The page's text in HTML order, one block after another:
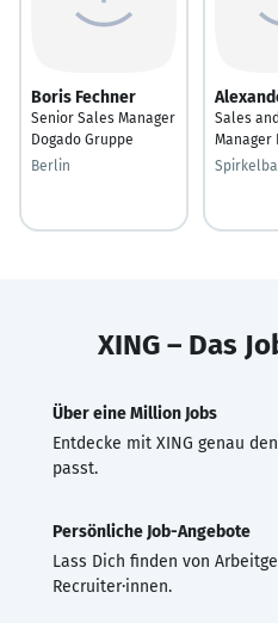
Boris Fechner
Senior Sales Manager
Dogado Gruppe
Berlin
Sales
Manager
XING – Das
Über eine Million Jobs
Entdecke mit XING genau
passt.
Persönliche Job-Angebote
Lass Dich finden von
Recruiter·innen.